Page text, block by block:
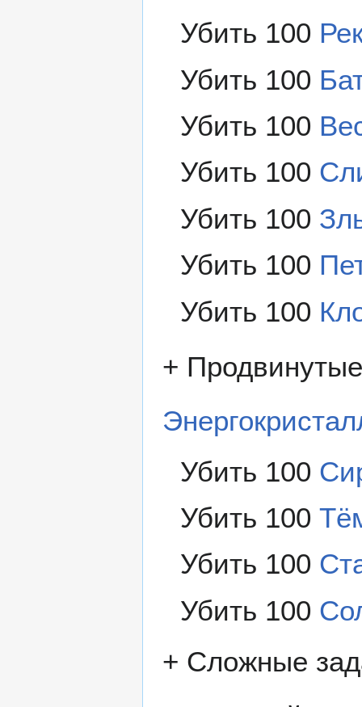
Убить 100
Убить 100
Убить 100
Убить 100
Убить 100
Убить 100
Убить 100
+
Убить 100
Убить 100
Убить 100
Убить 100
+ Сложные